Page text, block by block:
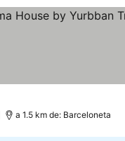
a 1.5 km de: Barceloneta